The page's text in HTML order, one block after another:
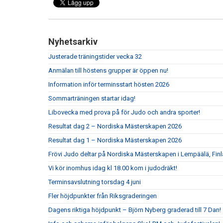
Nyhetsarkiv
Justerade träningstider vecka 32
Anmälan till höstens grupper är öppen nu!
Information inför terminsstart hösten 2026
Sommarträningen startar idag!
Libovecka med prova på för Judo och andra sporter!
Resultat dag 2 – Nordiska Mästerskapen 2026
Resultat dag 1 – Nordiska Mästerskapen 2026
Frövi Judo deltar på Nordiska Mästerskapen i Lempäälä,
Vi kör inomhus idag kl 18.00 kom i judodräkt!
Terminsavslutning torsdag 4 juni
Fler höjdpunkter från Riksgraderingen
Dagens riktiga höjdpunkt – Björn Nyberg graderad till 7 Dan!